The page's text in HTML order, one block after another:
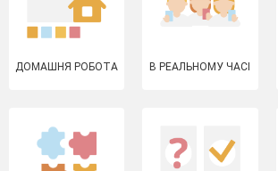
ДОМАШНЯ РОБОТА В РЕАЛЬНОМУ ЧАСІ